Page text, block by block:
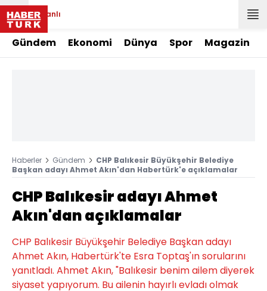
Canlı
Gündem Ekonomi Dünya Spor Magazin
Haberler Gündem
CHP Balıkesir Büyükşehir Belediye
Başkan adayı Ahmet Akın'dan Habertürk'e açıklamalar
CHP Balıkesir adayı Ahmet
Akın'dan açıklamalar
CHP Balıkesir Büyükşehir Belediye Başkan adayı
Ahmet Akın, Habertürk'te Esra Toptaş'ın sorularını
yanıtladı. Ahmet Akın, "Balıkesir benim ailem diyerek
siyaset yapıyorum. Bu ailenin hayırlı evladı olmak